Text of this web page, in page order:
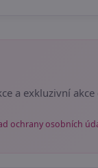
a exkluzivní
ochrany osobních